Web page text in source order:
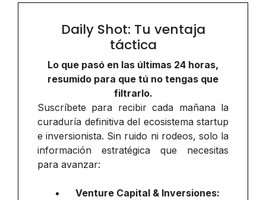
Daily Shot: Tu ventaja
táctica
Lo que pasó en las últimas 24 horas,
resumido para que tú no tengas que
filtrarlo.
Suscríbete para recibir cada mañana la
curaduría definitiva del ecosistema startup
e inversionista. Sin ruido ni rodeos, solo la
información estratégica que necesitas
para avanzar:
Venture Capital & Inversiones: